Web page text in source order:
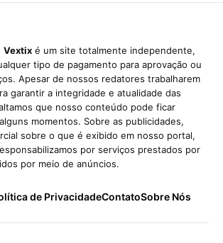
Vextix é um site totalmente independente,
tipo de pagamento para aprovação ou
Apesar de nossos redatores trabalharem
garantir a integridade e atualidade das
que nosso conteúdo pode ficar
momentos. Sobre as publicidades,
sobre o que é exibido em nosso portal,
por serviços prestados por
por meio de anúncios.
de PrivacidadeContatoSobre Nós